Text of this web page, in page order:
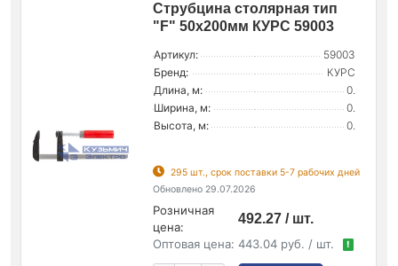
Струбцина столярная тип
"F" 50х200мм КУРС 59003
Артикул:
59003
Бренд:
КУРС
Длина, м:
0.
Ширина, м:
0.
Высота, м:
0.
295 шт., срок поставки 5-7 рабочих дней
Обновлено 29.07.2026
Розничная
цена:
492.27 / шт.
Оптовая цена: 443.04 руб. / шт. !